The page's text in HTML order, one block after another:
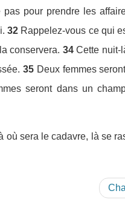
pour prendre les
32 Rappelez-vous ce qui
conservera. 34 Cette nuit-
35 Deux femmes
seront dans un
où sera le cadavre, là se